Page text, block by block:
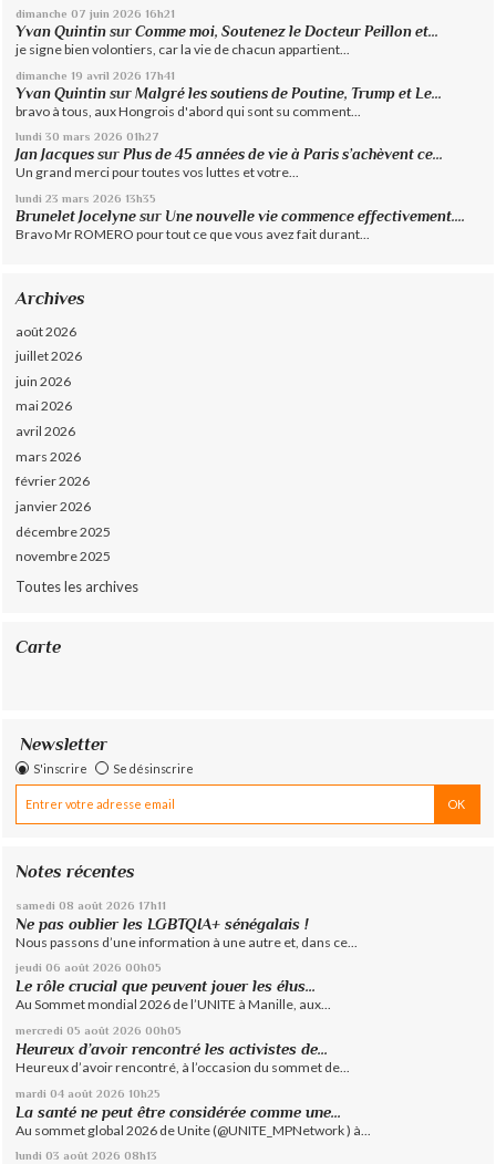
dimanche 07 juin 2026 16h21
Yvan Quintin surComme moi, Soutenez le Docteur Peillon et...
je signe bien volontiers, car la vie de chacun appartient...
dimanche 19 avril 2026 17h41
Yvan Quintin surMalgré les soutiens de Poutine, Trump et Le...
bravo à tous, aux Hongrois d'abord qui sont su comment...
lundi 30 mars 2026 01h27
Jan Jacques surPlus de 45 années de vie à Paris s’achèvent ce...
Un grand merci pour toutes vos luttes et votre...
lundi 23 mars 2026 13h35
Brunelet Jocelyne sur Une nouvelle vie commence effectivement....
Bravo Mr ROMERO pour tout ce que vous avez fait durant...
Archives
août 2026
juillet 2026
juin 2026
mai 2026
avril 2026
mars 2026
février 2026
janvier 2026
décembre 2025
novembre 2025
Toutes les archives
Carte
Newsletter
S'inscrire Se désinscrire
Notes récentes
samedi 08 août 2026 17h11
Ne pas oublier les LGBTQIA+ sénégalais !
Nous passons d’une information à une autre et, dans ce...
jeudi 06 août 2026 00h05
Le rôle crucial que peuvent jouer les élus...
Au Sommet mondial 2026 de l’UNITE à Manille, aux...
mercredi 05 août 2026 00h05
Heureux d’avoir rencontré les activistes de...
Heureux d’avoir rencontré, à l’occasion du sommet de...
mardi 04 août 2026 10h25
La santé ne peut être considérée comme une...
Au sommet global 2026 de Unite (@UNITE_MPNetwork ) à...
lundi 03 août 2026 08h13